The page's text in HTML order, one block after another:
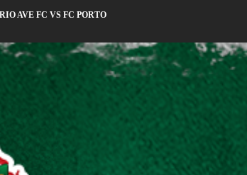
AVE FC VS FC PORTO